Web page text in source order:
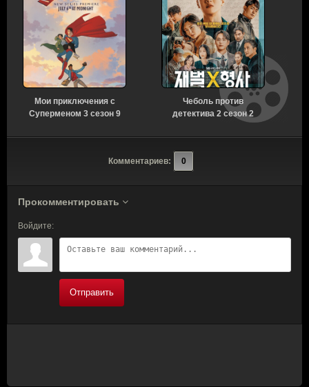
Мои приключения с
Суперменом 3 сезон 9
Онлайн]
Чеболь против
детектива 2 сезон 2
Онлайн]
Комментариев: 0
Прокомментировать
Войдите:
Отправить